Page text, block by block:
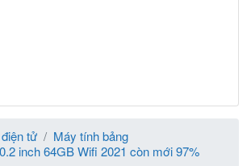
tử
Máy tính bảng
inch 64GB Wifi 2021 còn mới 97%